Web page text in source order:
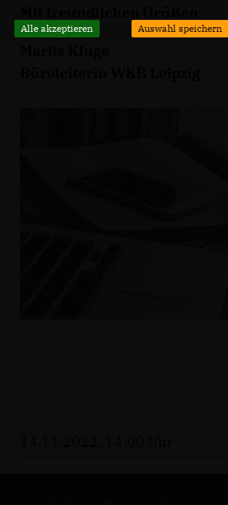
Alle akzeptieren Auswahl speichern